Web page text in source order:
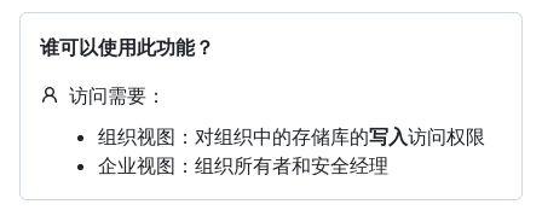
谁可以使用此功能？
访问需要：
组织视图：对组织中的存储库的写入访问权限
企业视图：组织所有者和安全经理